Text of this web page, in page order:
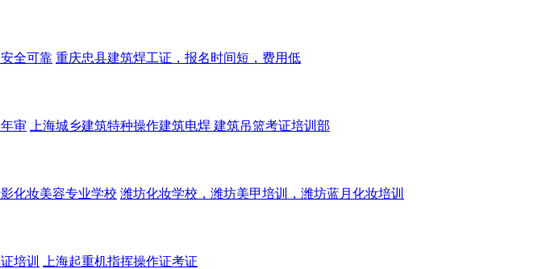
全可靠 重庆忠县建筑焊工证，报名时间短，费用低
审 上海城乡建筑特种操作建筑电焊 建筑吊篮考证培训部
化妆美容专业学校 潍坊化妆学校，潍坊美甲培训，潍坊蓝月化妆培训
培训 上海起重机指挥操作证考证